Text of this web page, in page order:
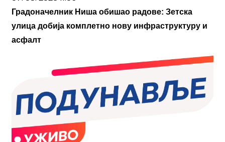
Градоначелник Ниша обишао радове: Зетска
улица добија комплетно нову инфраструктуру и
асфалт